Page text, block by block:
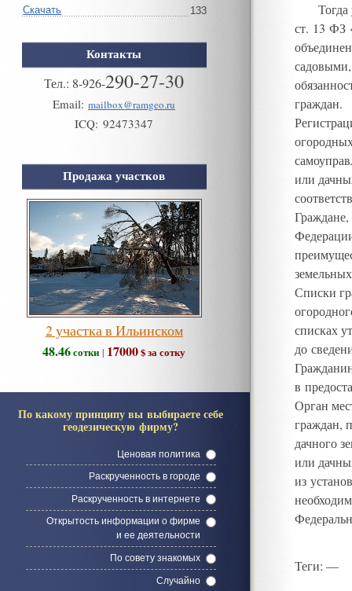
Скачать
133
Контакты
Тел.: 8-926-290-27-30
Email: mailbox@ramgeo.ru
ICQ: 92473347
Продажа участков
2 участка в Ильинском
48.46сотки | 17000$ за сотку
По какому принципу вы выбираете себе
геодезическую фирму?
Ценовая политика
Раскрученность в городе
Раскрученность в интернете
Открытость информации о фирме
и ее деятельности
По совету знакомых
Случайно
ст. 13 ФЗ
садовыми,
граждан.
или
Граждане,
Списки
списках
до
в
Орган
граждан,
дачного
или
из
Теги: —